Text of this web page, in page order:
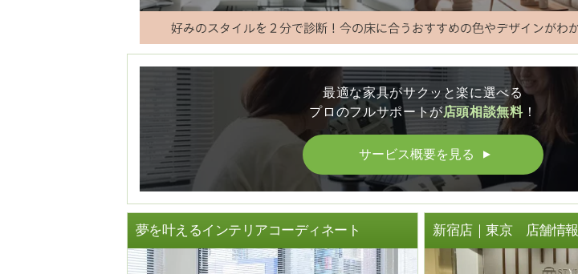
最適な家具がサクッと楽に選べる
プロのフルサポートが店頭相談無料！
サービス概要を見る ▲
夢を叶えるインテリアコーディネート 新宿店｜東京 店舗情報